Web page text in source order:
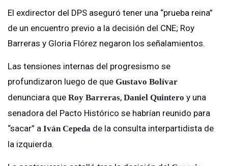
El exdirector del DPS aseguró tener una “prueba reina”
de un encuentro previo a la decisión del CNE; Roy
Barreras y Gloria Flórez negaron los señalamientos.
Las tensiones internas del progresismo se
profundizaron luego de que Gustavo Bolívar
denunciara que Roy Barreras, Daniel Quintero y una
senadora del Pacto Histórico se habrían reunido para
“sacar” a Iván Cepeda de la consulta interpartidista de
la izquierda.